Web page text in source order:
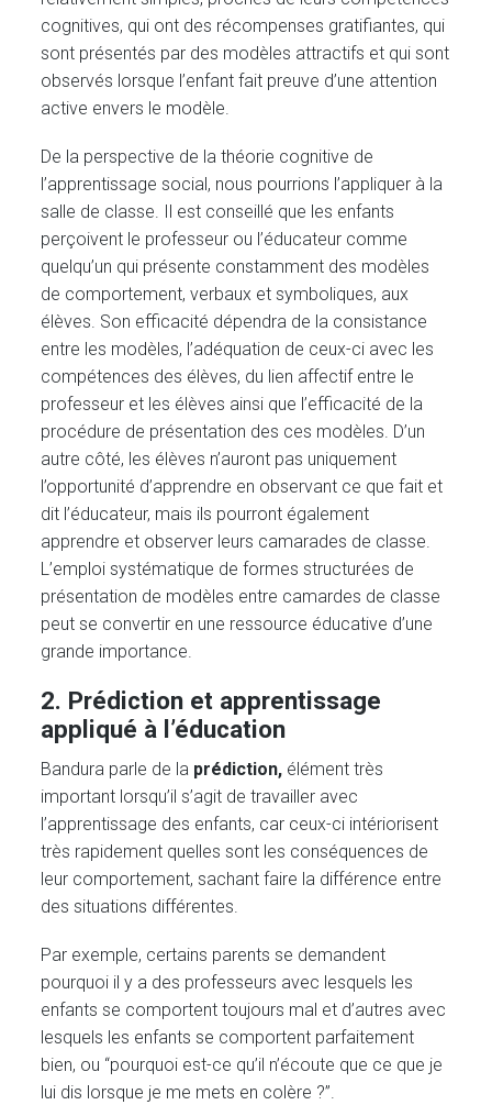
cognitives, qui ont des récompenses gratifiantes, qui
sont présentés par des modèles attractifs et qui sont
observés lorsque l’enfant fait preuve d’une attention
active envers le modèle.
De la perspective de la théorie cognitive de
l’apprentissage social, nous pourrions l’appliquer à la
salle de classe. Il est conseillé que les enfants
perçoivent le professeur ou l’éducateur comme
quelqu’un qui présente constamment des modèles
de comportement, verbaux et symboliques, aux
élèves. Son efficacité dépendra de la consistance
entre les modèles, l’adéquation de ceux-ci avec les
compétences des élèves, du lien affectif entre le
professeur et les élèves ainsi que l’efficacité de la
procédure de présentation des ces modèles. D’un
autre côté, les élèves n’auront pas uniquement
l’opportunité d’apprendre en observant ce que fait et
dit l’éducateur, mais ils pourront également
apprendre et observer leurs camarades de classe.
L’emploi systématique de formes structurées de
présentation de modèles entre camardes de classe
peut se convertir en une ressource éducative d’une
grande importance.
2. Prédiction et apprentissage
appliqué à l’éducation
Bandura parle de la prédiction, élément très
important lorsqu’il s’agit de travailler avec
l’apprentissage des enfants, car ceux-ci intériorisent
très rapidement quelles sont les conséquences de
leur comportement, sachant faire la différence entre
des situations différentes.
Par exemple, certains parents se demandent
pourquoi il y a des professeurs avec lesquels les
enfants se comportent toujours mal et d’autres avec
lesquels les enfants se comportent parfaitement
bien, ou “pourquoi est-ce qu’il n’écoute que ce que je
lui dis lorsque je me mets en colère ?”.